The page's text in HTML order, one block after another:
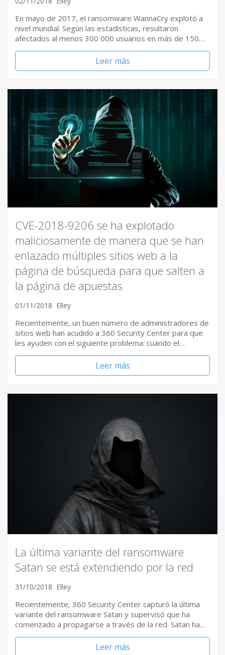
En mayo de 2017, el ransomware WannaCry explotó a
nivel mundial. Según las estadísticas, resultaron
afectados al menos 300 000 usuarios en más de 150…
Leer más
CVE-2018-9206 se ha explotado
maliciosamente de manera que se han
enlazado múltiples sitios web a la
página de búsqueda para que salten a
la página de apuestas
01/11/2018 Elley
Recientemente, un buen número de administradores de
sitios web han acudido a 360 Security Center para que
les ayuden con el siguiente problema: cuando el…
Leer más
La última variante del ransomware
Satan se está extendiendo por la red
31/10/2018 Elley
Recientemente, 360 Security Center capturó la última
variante del ransomware Satan y supervisó que ha
comenzado a propagarse a través de la red. Satan ha…
Leer más